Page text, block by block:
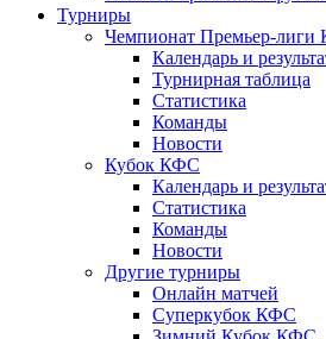
Турниры
Чемпионат Премьер-
Календарь и
Турнирная таблица
Статистика
Команды
Новости
Кубок КФС
Календарь и
Статистика
Команды
Новости
Другие турниры
Онлайн матчей
Суперкубок КФС